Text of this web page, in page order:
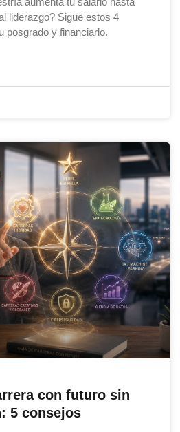
liderazgo? Sigue estos 4
posgrado y financiarlo.
con futuro sin
5 consejos